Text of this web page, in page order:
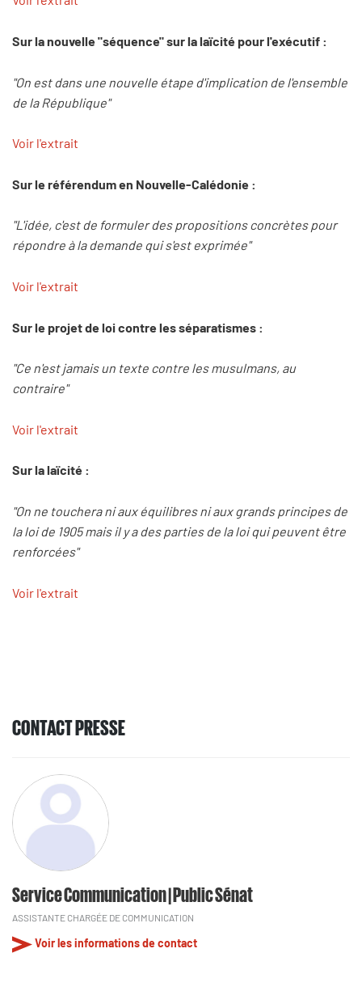
Sur la nouvelle "séquence" sur la laïcité pour l'exécutif :
"On est dans une nouvelle étape d'implication de l'ensemble
de la République"
Voir l'extrait
Sur le référendum en Nouvelle-Calédonie :
"L'idée, c'est de formuler des propositions concrètes pour
répondre à la demande qui s'est exprimée"
Voir l'extrait
Sur le projet de loi contre les séparatismes :
"Ce n'est jamais un texte contre les musulmans, au
contraire"
Voir l'extrait
Sur la laïcité :
"On ne touchera ni aux équilibres ni aux grands principes de
la loi de 1905 mais il y a des parties de la loi qui peuvent être
renforcées"
Voir l'extrait
CONTACT PRESSE
Service Communication | Public Sénat
ASSISTANTE CHARGÉE DE COMMUNICATION
Voir les informations de contact